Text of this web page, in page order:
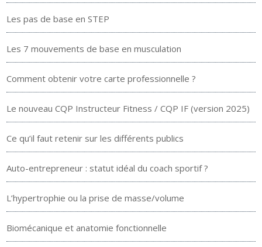
Les pas de base en STEP
Les 7 mouvements de base en musculation
Comment obtenir votre carte professionnelle ?
Le nouveau CQP Instructeur Fitness / CQP IF (version 2025)
Ce qu’il faut retenir sur les différents publics
Auto-entrepreneur : statut idéal du coach sportif ?
L’hypertrophie ou la prise de masse/volume
Biomécanique et anatomie fonctionnelle